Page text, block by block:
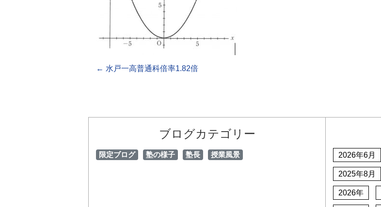
← 水戸一高普通科倍率1.82倍
ブログカテゴリー
限定ブログ 塾の様子 塾長 授業風景 2026年6月
2025年8月
2026年